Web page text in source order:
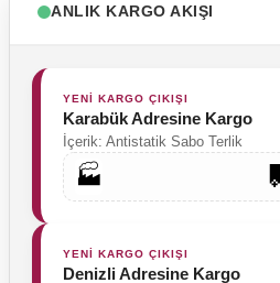
Tesettür Cerrahi Bone Terikoton
Labor Medikal Tekstil
ANLIK KARGO AKIŞI
YENİ KARGO ÇIKIŞI
Karabük Adresine Kargo
İçerik: Antistatik Sabo Terlik
🏭
YENİ KARGO ÇIKIŞI
Denizli Adresine Kargo